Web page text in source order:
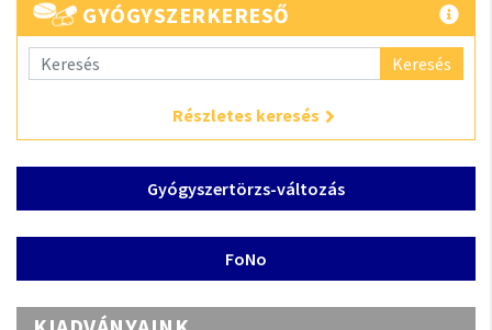
GYÓGYSZERKERESŐ
Keresés
Részletes keresés
Gyógyszertörzs-változás
FoNo